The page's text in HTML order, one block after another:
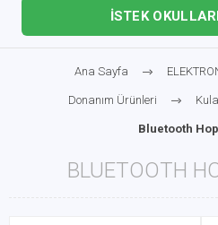
İSTEK
Ana Sayfa
Donanım Ürünleri
Bluetooth
BLUETOOTH